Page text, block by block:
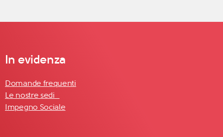
In evidenza
Domande frequenti
Le nostre sedi
Impegno Sociale